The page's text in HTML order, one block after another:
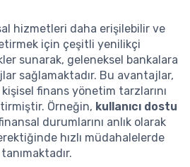
hizmetleri daha erişilebilir ve
için çeşitli yenilikçi
sunarak, geleneksel bankalara
sağlamaktadır. Bu avantajlar,
finans yönetim tarzlarını
Örneğin, kullanıcı dostu
durumlarını anlık olarak
hızlı müdahalelerde